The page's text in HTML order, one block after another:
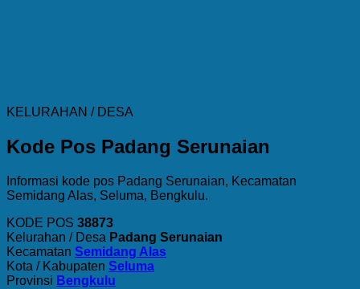
KELURAHAN / DESA
Kode Pos Padang Serunaian
Informasi kode pos Padang Serunaian, Kecamatan
Semidang Alas, Seluma, Bengkulu.
KODE POS 38873
Kelurahan / Desa Padang Serunaian
Kecamatan Semidang Alas
Kota / Kabupaten Seluma
Provinsi Bengkulu